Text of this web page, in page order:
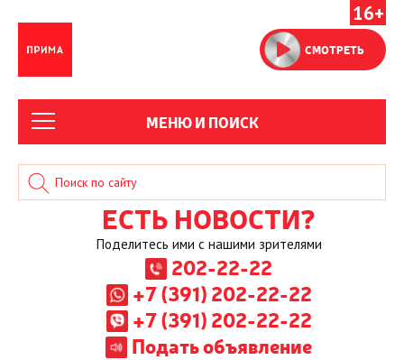
16+
СМОТРЕТЬ
МЕНЮ И ПОИСК
ЕСТЬ НОВОСТИ?
Поделитесь ими с нашими зрителями
202-22-22
+7 (391) 202-22-22
+7 (391) 202-22-22
Подать объявление